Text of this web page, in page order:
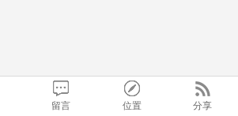
留言 位置 分享